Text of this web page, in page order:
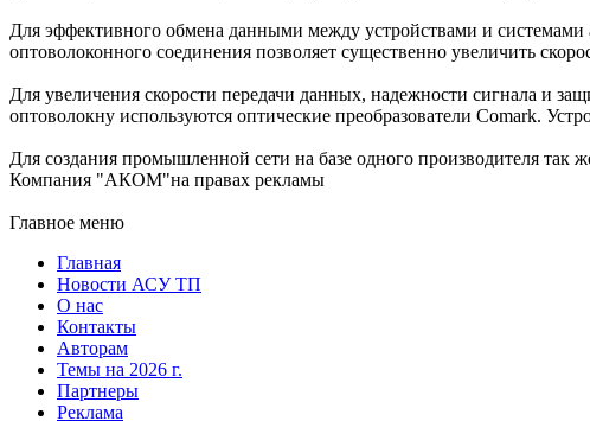
Для эффективного обмена данными между устройствами и
оптоволоконного соединения позволяет существенно увеличить
Для увеличения скорости передачи данных, надежности сигнала и
оптоволокну используются оптические преобразователи Comark.
Для создания промышленной сети на базе одного производителя
Компания "АКОМ"на правах рекламы
Главное меню
Главная
Новости АСУ ТП
О нас
Контакты
Авторам
Темы на 2026 г.
Партнеры
Реклама